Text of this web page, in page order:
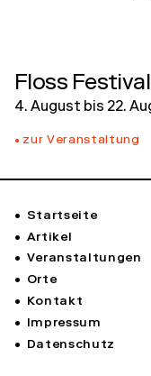
Floss Festival
4. August bis 22.
zur Veranstaltung
Startseite
Artikel
Veranstaltungen
Orte
Kontakt
Impressum
Datenschutz